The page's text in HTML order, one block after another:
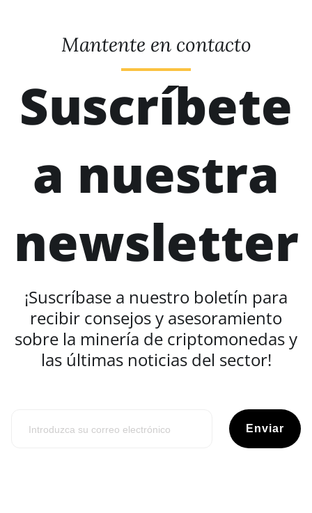
Mantente en contacto
Suscríbete
a nuestra
newsletter
¡Suscríbase a nuestro boletín para
recibir consejos y asesoramiento
sobre la minería de criptomonedas y
las últimas noticias del sector!
Enviar